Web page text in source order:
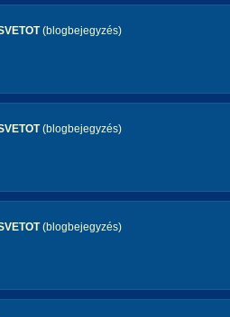
(blogbejegyzés)
(blogbejegyzés)
(blogbejegyzés)